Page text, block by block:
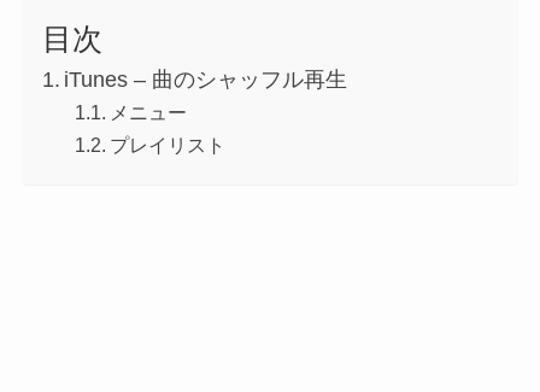
目次
iTunes – 曲のシャッフル再生
メニュー
プレイリスト